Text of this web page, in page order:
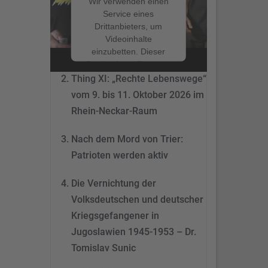
Service eines
Drittanbieters, um
Videoinhalte
einzubetten. Dieser
Service kann Daten zu
Ihren Aktivitäten
sammeln. Bitte lesen
Sie die Details durch
und stimmen Sie der
zu, um dieses Video
anzusehen.
Mehr
Informationen
Akzeptieren
powered by
Usercentrics Consent
Nach dem Mord von Trier:
Patrioten werden aktiv
Thing XI: „Rechte Lebenswege“
vom 9. bis 11. Oktober 2026 im
Rhein-Neckar-Raum
Nach dem Mord von Trier:
Patrioten werden aktiv
Die Vernichtung der
Volksdeutschen und deutscher
Kriegsgefangener in
Jugoslawien 1945-1953 – Dr.
Tomislav Sunic